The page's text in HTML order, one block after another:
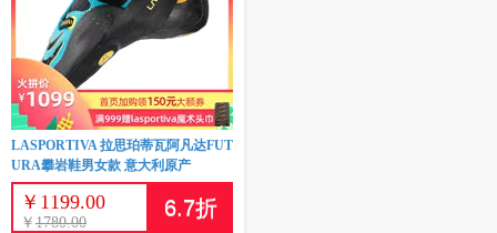
LASPORTIVA 拉思珀蒂瓦阿凡达FUT
URA攀岩鞋男女款 意大利原产
￥ 1199.00
￥ 1780.00
6.7折